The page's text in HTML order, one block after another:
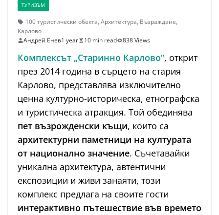
ТУРИЗЪМ
100 туристически обекта, Архитектура, Възраждане,
Карлово
Андрей Енев1 year 10 min read 838 Views
Комплексът „Старинно Карлово“, открит
през 2014 година в сърцето на стария
Карлово, представлява изключително
ценна културно-историческа, етнографска
и туристическа атракция. Той обединява
пет възрожденски къщи, които са
архитектурни паметници на културата
от национално значение. Съчетавайки
уникална архитектура, автентични
експозиции и живи занаяти, този
комплекс предлага на своите гости
интерактивно пътешествие във времето